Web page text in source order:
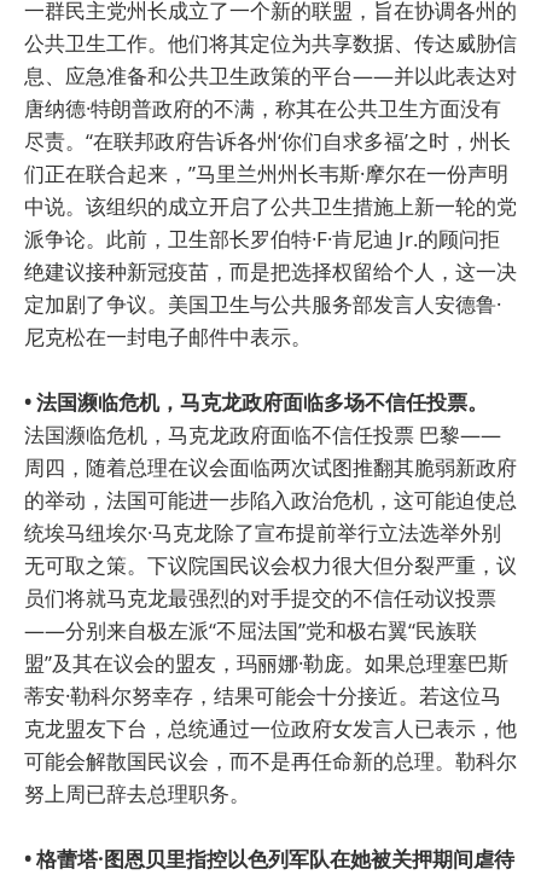
一群民主党州长成立了一个新的联盟，旨在协调各州的
公共卫生工作。他们将其定位为共享数据、传达威胁信
息、应急准备和公共卫生政策的平台——并以此表达对
唐纳德·特朗普政府的不满，称其在公共卫生方面没有
尽责。“在联邦政府告诉各州‘你们自求多福’之时，州长
们正在联合起来，”马里兰州州长韦斯·摩尔在一份声明
中说。该组织的成立开启了公共卫生措施上新一轮的党
派争论。此前，卫生部长罗伯特·F·肯尼迪 Jr.的顾问拒
绝建议接种新冠疫苗，而是把选择权留给个人，这一决
定加剧了争议。美国卫生与公共服务部发言人安德鲁·
尼克松在一封电子邮件中表示。
• 法国濒临危机，马克龙政府面临多场不信任投票。
法国濒临危机，马克龙政府面临不信任投票 巴黎——
周四，随着总理在议会面临两次试图推翻其脆弱新政府
的举动，法国可能进一步陷入政治危机，这可能迫使总
统埃马纽埃尔·马克龙除了宣布提前举行立法选举外别
无可取之策。下议院国民议会权力很大但分裂严重，议
员们将就马克龙最强烈的对手提交的不信任动议投票
——分别来自极左派“不屈法国”党和极右翼“民族联
盟”及其在议会的盟友，玛丽娜·勒庞。如果总理塞巴斯
蒂安·勒科尔努幸存，结果可能会十分接近。若这位马
克龙盟友下台，总统通过一位政府女发言人已表示，他
可能会解散国民议会，而不是再任命新的总理。勒科尔
努上周已辞去总理职务。
• 格蕾塔·图恩贝里指控以色列军队在她被关押期间虐待